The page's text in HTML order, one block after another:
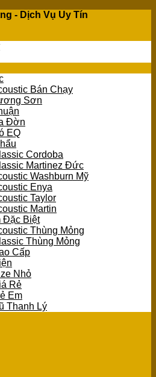
- Dịch Vụ Uy Tín
Bán Chạy
Sơn
Đờn
EQ
Cordoba
Martinez Đức
Washburn Mỹ
Enya
Taylor
Martin
Đặc Biệt
Thùng Mỏng
Thùng Mỏng
Cấp
Nhỏ
Rẻ
Em
Thanh Lý